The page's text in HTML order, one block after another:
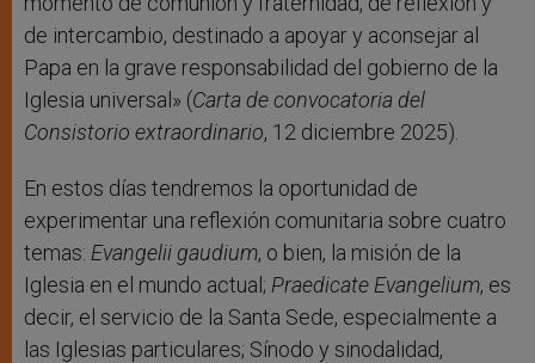
de intercambio, destinado a apoyar y aconsejar al
Papa en la grave responsabilidad del gobierno de la
Iglesia universal» (Carta de convocatoria del
Consistorio extraordinario, 12 diciembre 2025).
En estos días tendremos la oportunidad de
experimentar una reflexión comunitaria sobre cuatro
temas: Evangelii gaudium, o bien, la misión de la
Iglesia en el mundo actual; Praedicate Evangelium, es
decir, el servicio de la Santa Sede, especialmente a
las Iglesias particulares; Sínodo y sinodalidad,